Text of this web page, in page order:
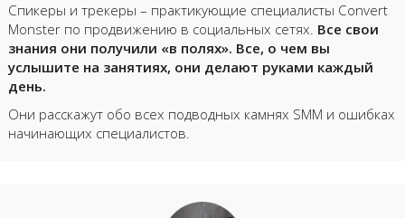
Спикеры и трекеры – практикующие специалисты Convert
Monster по продвижению в социальных сетях. Все свои
знания они получили «в полях». Все, о чем вы
услышите на занятиях, они делают руками каждый
день.
Они расскажут обо всех подводных камнях SMM и ошибках
начинающих специалистов.